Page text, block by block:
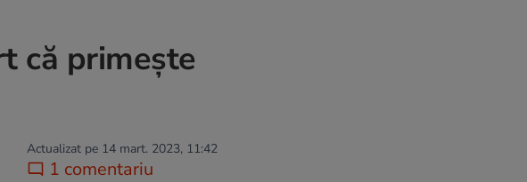
că primește
Actualizat pe 14 mart. 2023, 11:42
1 comentariu